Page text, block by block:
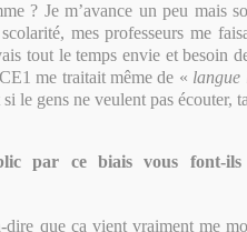
? Je m’avance un peu mais
mes professeurs me
tout le temps envie et besoin
me traitait même de « langue
le gens ne veulent pas écouter,
par ce biais vous font-ils
dire que ça vient vraiment me